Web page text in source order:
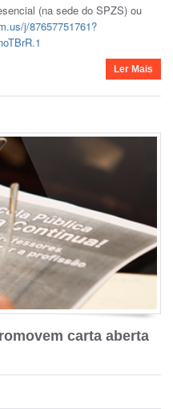
(na sede do SPZS) ou
j/87657751761?
Ler Mais
carta aberta